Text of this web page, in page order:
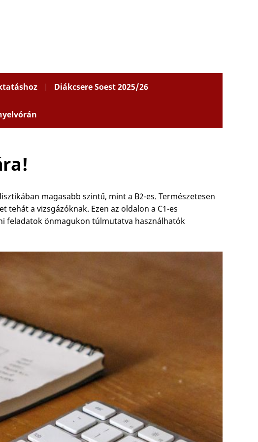
Diákcsere Soest 2025/26
magasabb szintű, mint a B2-es. Természetesen
tehát a vizsgázóknak. Ezen az oldalon a C1-es
feladatok önmagukon túlmutatva használhatók